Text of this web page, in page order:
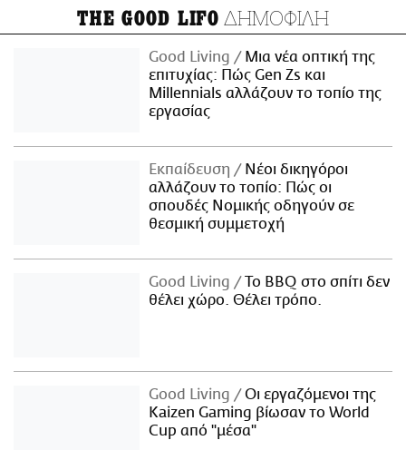
THE GOOD LIFO ΔΗΜΟΦΙΛΗ
Good Living
Μια νέα οπτική της
επιτυχίας: Πώς Gen Zs και
Millennials αλλάζουν το τοπίο της
εργασίας
Εκπαίδευση
Νέοι δικηγόροι
αλλάζουν το τοπίο: Πώς οι
σπουδές Νομικής οδηγούν σε
θεσμική συμμετοχή
Good Living
Το BBQ στο σπίτι δεν
θέλει χώρο. Θέλει τρόπο.
Good Living
Οι εργαζόμενοι της
Kaizen Gaming βίωσαν το World
Cup από "μέσα"